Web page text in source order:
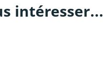
intéresser...